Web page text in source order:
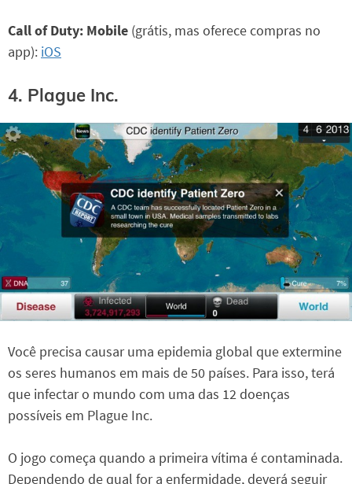
Call of Duty: Mobile (grátis, mas oferece compras no
app): iOS
4. Plague Inc.
Você precisa causar uma epidemia global que extermine
os seres humanos em mais de 50 países. Para isso, terá
que infectar o mundo com uma das 12 doenças
possíveis em Plague Inc.
O jogo começa quando a primeira vítima é contaminada.
Dependendo de qual for a enfermidade, deverá seguir